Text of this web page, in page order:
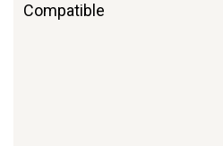
Compatible